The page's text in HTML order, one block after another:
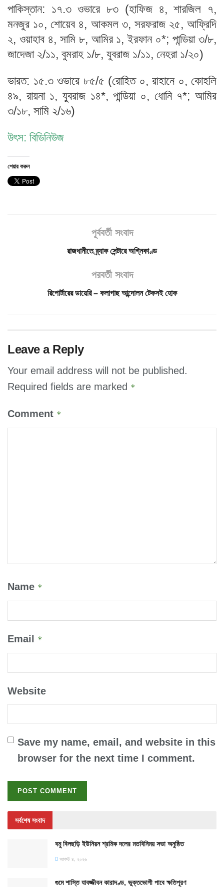
পাকিস্তান: ১৭.৩ ওভারে ৮৩ (হাফিজ ৪, শারজিল ৭,
মনজুর ১০, শোয়েব ৪, আকমল ৩, সরফরাজ ২৫, আফ্রিদি
২, ওয়াহাব ৪, সামি ৮, আমির ১, ইরফান ০*; পান্ডিয়া ৩/৮,
জাদেজা ২/১১, বুমরাহ ১/৮, যুবরাজ ১/১১, নেহরা ১/২০)
ভারত: ১৫.৩ ওভারে ৮৫/৫ (রোহিত ০, রাহানে ০, কোহলি
৪৯, রায়না ১, যুবরাজ ১৪*, পান্ডিয়া ০, ধোনি ৭*; আমির
৩/১৮, সামি ২/১৬)
উৎস: বিডিনিউজ
শেয়ার করুন
পূর্ববর্তী সংবাদ
রাজধানীতে ব্র্যাক সেন্টারে অগ্নিকাণ্ড
পরবর্তী সংবাদ
রিপোর্টারের ডায়েরি – কলাগাছ আন্দোলন টেকসই হোক
Leave a Reply
Your email address will not be published.
Required fields are marked *
Comment *
Name *
Email *
Website
Save my name, email, and website in this
browser for the next time I comment.
সর্বশেষ সংবাদ
বমু বিলছড়ি ইউনিয়ন শ্রমিক দলের মতবিনিময় সভা অনুষ্ঠিত
আগস্ট ৪, ২০২৬
গুমে শাস্তি যাবজ্জীবন কারাদণ্ড, ভুক্তভোগী পাবে ক্ষতিপূরণ